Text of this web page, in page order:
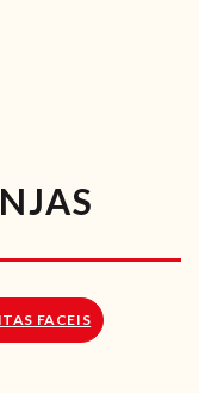
FACEIS